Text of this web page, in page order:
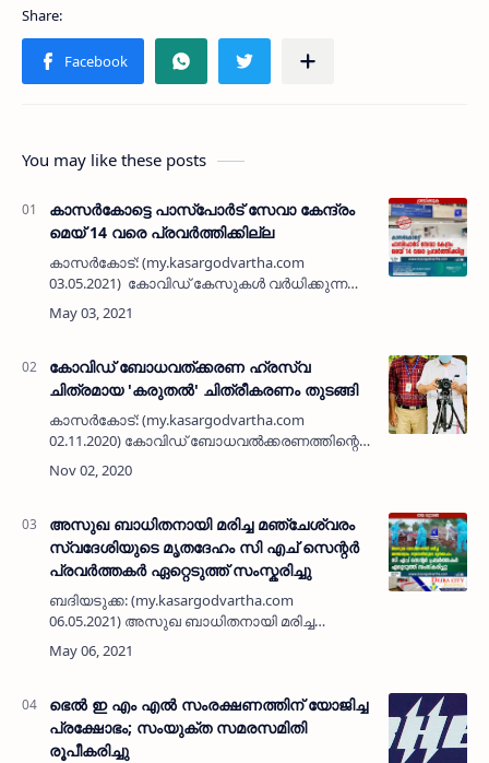
You may like these posts
കാസർകോട്ടെ പാസ്പോര്‍ട് സേവാ കേന്ദ്രം
മെയ് 14 വരെ പ്രവർത്തിക്കില്ല
കാസർകോട്: (my.kasargodvartha.com
03.05.2021) കോവിഡ് കേസുകൾ വർധിക്കുന്ന
സാഹചര്യത്തിൽ കാസർകോട് ഹെഡ് പോസ്റ്റ്
ഓഫീസില്‍ പ്രവർത്തിച്ചു വരുന്ന പാസ്പോര്‍ട്
കോവിഡ് ബോധവത്ക്കരണ ഹ്രസ്വ
ചിത്രമായ 'കരുതല്‍' ചിത്രീകരണം തുടങ്ങി
കാസര്‍കോട്: (my.kasargodvartha.com
02.11.2020) കോവിഡ് ബോധവല്‍ക്കരണത്തിന്റെ
ഭാഗമായി 'കരുതല്‍' എന്ന ഹ്രസ്വ ചിത്രത്തിന്റെ
ചിത്രികരണം തുടങ്ങി. 5 മിനിറ്റ് ദൈര്‍ഘ്യമുള്ള
അസുഖ ബാധിതനായി മരിച്ച മഞ്ചേശ്വരം
സ്വദേശിയുടെ മൃതദേഹം സി എച് സെന്റർ
പ്രവർത്തകർ ഏറ്റെടുത്ത് സംസ്കരിച്ചു
ബദിയടുക്ക: (my.kasargodvartha.com
06.05.2021) അസുഖ ബാധിതനായി മരിച്ച
മഞ്ചേശ്വരം സ്വദേശിയുടെ മൃതദേഹം
സംസ്കരിച്ചു ബദിയടുക്ക സി എച് സെന്റർ
മെഡികൽ…
ഭെല്‍ ഇ എം എല്‍ സംരക്ഷണത്തിന് യോജിച്ച
പ്രക്ഷോഭം; സംയുക്ത സമരസമിതി
രൂപീകരിച്ചു